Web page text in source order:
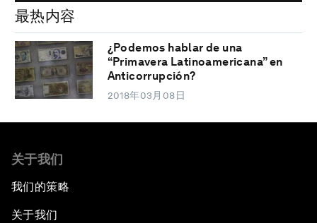
最热内容
¿Podemos hablar de una
“Primavera Latinoamericana” en
Anticorrupción?
2018年03月08日
关于我们
我们的策略
关于我们